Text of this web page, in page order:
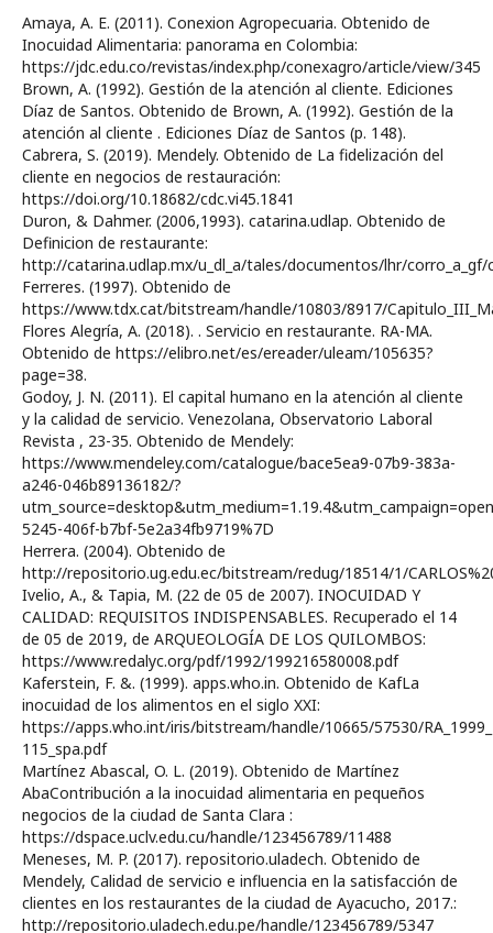
Amaya, A. E. (2011). Conexion Agropecuaria. Obtenido de
Inocuidad Alimentaria: panorama en Colombia:
https://jdc.edu.co/revistas/index.php/conexagro/article/view/345
Brown, A. (1992). Gestión de la atención al cliente. Ediciones
Díaz de Santos. Obtenido de Brown, A. (1992). Gestión de la
atención al cliente . Ediciones Díaz de Santos (p. 148).
Cabrera, S. (2019). Mendely. Obtenido de La fidelización del
cliente en negocios de restauración:
https://doi.org/10.18682/cdc.vi45.1841
Duron, & Dahmer. (2006,1993). catarina.udlap. Obtenido de
Definicion de restaurante:
http://catarina.udlap.mx/u_dl_a/tales/documentos/lhr/corro_a_gf/
Ferreres. (1997). Obtenido de
https://www.tdx.cat/bitstream/handle/10803/8917/
Flores Alegría, A. (2018). . Servicio en restaurante. RA-MA.
Obtenido de https://elibro.net/es/ereader/uleam/105635?
page=38.
Godoy, J. N. (2011). El capital humano en la atención al cliente
y la calidad de servicio. Venezolana, Observatorio Laboral
Revista , 23-35. Obtenido de Mendely:
https://www.mendeley.com/catalogue/bace5ea9-07b9-383a-
a246-046b89136182/?
5245-406f-b7bf-5e2a34fb9719%7D
Herrera. (2004). Obtenido de
http://repositorio.ug.edu.ec/bitstream/redug/18514/1/
Ivelio, A., & Tapia, M. (22 de 05 de 2007). INOCUIDAD Y
CALIDAD: REQUISITOS INDISPENSABLES. Recuperado el 14
de 05 de 2019, de ARQUEOLOGÍA DE LOS QUILOMBOS:
https://www.redalyc.org/pdf/1992/199216580008.pdf
Kaferstein, F. &. (1999). apps.who.in. Obtenido de KafLa
inocuidad de los alimentos en el siglo XXI:
https://apps.who.int/iris/bitstream/handle/10665/57530/
115_spa.pdf
Martínez Abascal, O. L. (2019). Obtenido de Martínez
AbaContribución a la inocuidad alimentaria en pequeños
negocios de la ciudad de Santa Clara :
https://dspace.uclv.edu.cu/handle/123456789/11488
Meneses, M. P. (2017). repositorio.uladech. Obtenido de
Mendely, Calidad de servicio e influencia en la satisfacción de
clientes en los restaurantes de la ciudad de Ayacucho, 2017.:
http://repositorio.uladech.edu.pe/handle/123456789/5347